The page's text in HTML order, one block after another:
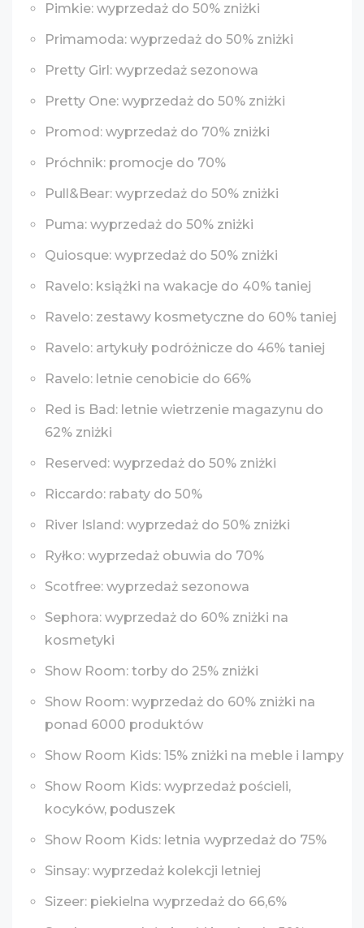
Pimkie: wyprzedaż do 50% zniżki
Primamoda: wyprzedaż do 50% zniżki
Pretty Girl: wyprzedaż sezonowa
Pretty One: wyprzedaż do 50% zniżki
Promod: wyprzedaż do 70% zniżki
Próchnik: promocje do 70%
Pull&Bear: wyprzedaż do 50% zniżki
Puma: wyprzedaż do 50% zniżki
Quiosque: wyprzedaż do 50% zniżki
Ravelo: książki na wakacje do 40% taniej
Ravelo: zestawy kosmetyczne do 60% taniej
Ravelo: artykuły podróżnicze do 46% taniej
Ravelo: letnie cenobicie do 66%
Red is Bad: letnie wietrzenie magazynu do
62% zniżki
Reserved: wyprzedaż do 50% zniżki
Riccardo: rabaty do 50%
River Island: wyprzedaż do 50% zniżki
Ryłko: wyprzedaż obuwia do 70%
Scotfree: wyprzedaż sezonowa
Sephora: wyprzedaż do 60% zniżki na
kosmetyki
Show Room: torby do 25% zniżki
Show Room: wyprzedaż do 60% zniżki na
ponad 6000 produktów
Show Room Kids: 15% zniżki na meble i lampy
Show Room Kids: wyprzedaż pościeli,
kocyków, poduszek
Show Room Kids: letnia wyprzedaż do 75%
Sinsay: wyprzedaż kolekcji letniej
Sizeer: piekielna wyprzedaż do 66,6%